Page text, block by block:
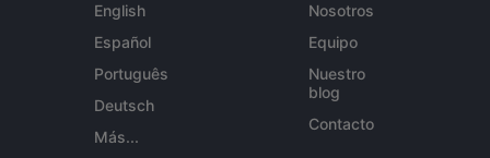
English
Español
Português
Deutsch
Más...
Nosotros
Equipo
Nuestro
blog
Contacto